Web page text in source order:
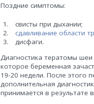
Поздние симптомы:
свисты при дыхании;
сдавливание области
дисфаги.
Диагностика тератомы
которое беременная
19-20 недели. После этого
дополнительная
принимается в